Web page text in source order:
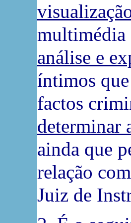
multimédia
análise e
íntimos
factos
determinar
ainda que
relação
Juiz de